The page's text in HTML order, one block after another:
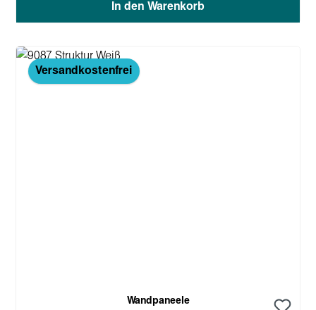
In den Warenkorb
Versandkostenfrei
Wandpaneele